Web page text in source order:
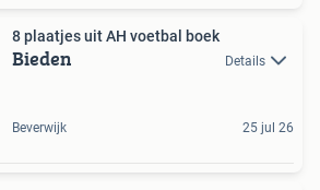
8 plaatjes uit AH voetbal boek
Bieden Details
Beverwijk 25 jul 26